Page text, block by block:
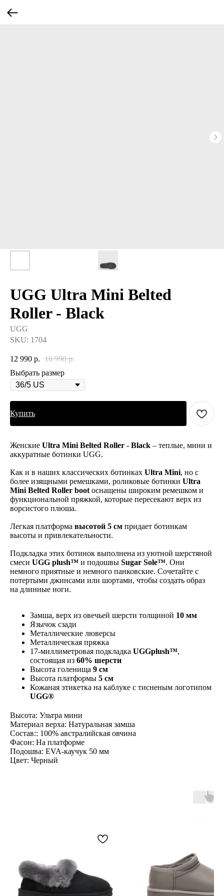
UGG Ultra Mini Belted
Roller - Black
UGG
SKU: 1704
12 990 р. 16 990 р.
Выбрать размер
Купить
Женские Ultra Mini Belted Roller - Black – теплые, мини и
аккуратные ботинки UGG.
Как и в наших классических ботинках Ultra Mini, но с
более изящными ремешками, роликовые ботинки Ultra
Mini Belted Roller boot оснащены широким ремешком и
функциональной пряжкой, которые пересекают верх из
ворсистого плюша.
Легкая платформа высотой 5 см придает ботинкам
высоты и привлекательности.
Подкладка этих ботинок выполнена из уютной шерстяной
смеси UGG plush™ и подошвы Sugar Sole™. Они
немного приятные и немного панковские. Сочетайте с
потертыми джинсами или шортами, чтобы создать образ
на длинные ноги.
Замша, верх из овечьей шерсти толщиной 10 мм
Язычок сзади
Металлические люверсы
Металлическая пряжка
17-миллиметровая подкладка UGGplush™,
состоящая из 60% шерсти
Высота голенища 9 см
Высота платформы 5 см
Кожаная этикетка на каблуке с тисненым логотипом
UGG®
Высота: Ультра мини
Материал верха: Натуральная замша
Состав:: 100% австралийская овчина
Фасон: На платформе
Подошва: EVA-каучук 50 мм
Цвет: Черный